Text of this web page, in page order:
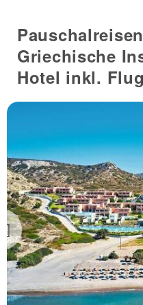
Griechische
Hotel inkl. Flug
Previous